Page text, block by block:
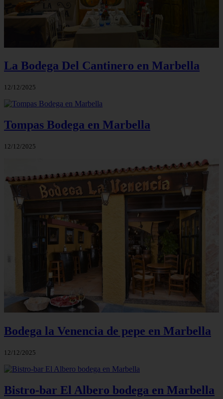
La Bodega Del Cantinero en Marbella
12/12/2025
Tompas Bodega en Marbella
12/12/2025
Bodega la Venencia de pepe en Marbella
12/12/2025
Bistro-bar El Albero bodega en Marbella